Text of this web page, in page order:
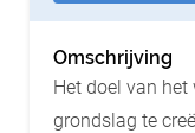
Omschrijving
Het doel van
grondslag te